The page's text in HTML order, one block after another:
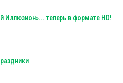
Иллюзион»... теперь в формате HD!